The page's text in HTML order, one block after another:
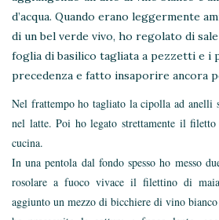
d’acqua. Quando erano leggermente
di un bel verde vivo, ho regolato di
foglia di basilico tagliata a pezzetti e i
precedenza e fatto insaporire ancora
Nel frattempo ho tagliato la cipolla ad anelli
nel latte. Poi ho legato strettamente il
cucina.
In una pentola dal fondo spesso ho messo
rosolare a fuoco vivace il filettino di
aggiunto un mezzo di bicchiere di vino